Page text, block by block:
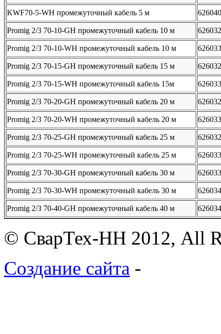
KWF70-5-WH промежуточный кабель 5 м
Promig 2/3 70-10-GH промежуточный кабель 10 м
Promig 2/3 70-10-WH промежуточный кабель 10 м
Promig 2/3 70-15-GH промежуточный кабель 15 м
Promig 2/3 70-15-WH промежуточный кабель 15м
Promig 2/3 70-20-GH промежуточный кабель 20 м
Promig 2/3 70-20-WH промежуточный кабель 20 м
Promig 2/3 70-25-GH промежуточный кабель 25 м
Promig 2/3 70-25-WH промежуточный кабель 25 м
Promig 2/3 70-30-GH промежуточный кабель 30 м
Promig 2/3 70-30-WH промежуточный кабель 30 м
Promig 2/3 70-40-GH промежуточный кабель 40 м
© СварТех-НН 2012, All
Создание сайта -